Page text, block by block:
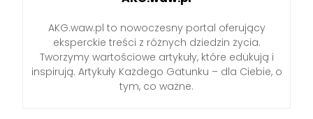
AKG.waw.pl to nowoczesny portal oferujący
eksperckie treści z różnych dziedzin życia.
Tworzymy wartościowe artykuły, które edukują i
inspirują. Artykuły Każdego Gatunku – dla Ciebie, o
tym, co ważne.